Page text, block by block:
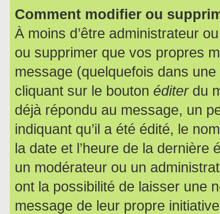
Comment modifier ou
À moins d’être administrateur
ou supprimer que vos propres
message (quelquefois dans
cliquant sur le bouton éditerdu
déjà répondu au message, un
indiquant qu’il a été édité, le
la date et l’heure de la dernière
un modérateur ou un
ont la possibilité de laisser une
message de leur propre